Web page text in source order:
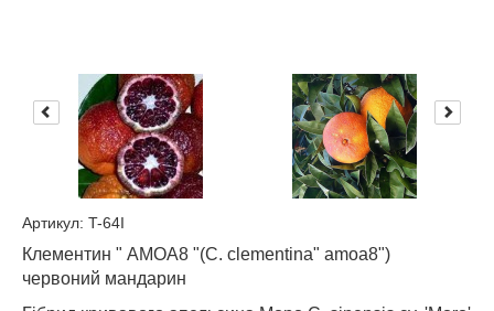
Артикул: T-64I
Клементин " AMOA8 "(C. clementina" amoa8")
червоний мандарин